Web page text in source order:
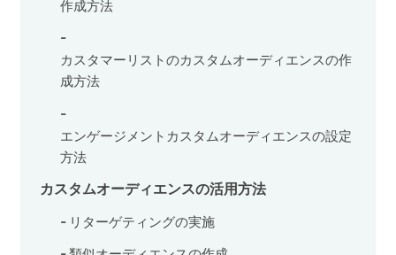
作成方法
カスタマーリストのカスタムオーディエンスの作
成方法
エンゲージメントカスタムオーディエンスの設定
方法
カスタムオーディエンスの活用方法
リターゲティングの実施